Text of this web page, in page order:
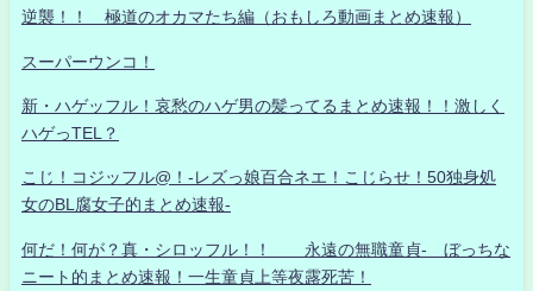
逆襲！！ 極道のオカマたち編（おもしろ動画まとめ速報）
スーパーウンコ！
新・ハゲッフル！哀愁のハゲ男の髪ってるまとめ速報！！激しく
ハゲっTEL？
こじ！コジッフル@！-レズっ娘百合ネエ！こじらせ！50独身処
女のBL腐女子的まとめ速報-
何だ！何が？真・シロッフル！！ 永遠の無職童貞- ぼっちな
ニート的まとめ速報！一生童貞上等夜露死苦！